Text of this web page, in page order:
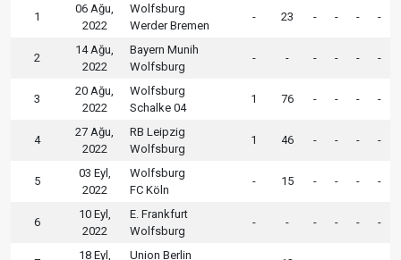
1
06 Ağu,
2022
Wolfsburg
Werder Bremen
- 23 - - - -
2
14 Ağu,
2022
Bayern Munih
Wolfsburg
- - - - - -
3
20 Ağu,
2022
Wolfsburg
Schalke 04
1 76 - - - -
4
27 Ağu,
2022
RB Leipzig
Wolfsburg
1 46 - - - -
5
03 Eyl,
2022
Wolfsburg
FC Köln
- 15 - - - -
6
10 Eyl,
2022
E. Frankfurt
Wolfsburg
- - - - - -
18 Eyl, Union Berlin